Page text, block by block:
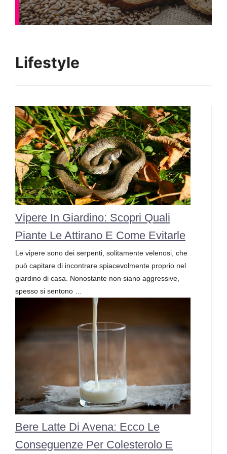
Lifestyle
Vipere In Giardino: Scopri Quali
Piante Le Attirano E Come Evitarle
Le vipere sono dei serpenti, solitamente velenosi, che
può capitare di incontrare spiacevolmente proprio nel
giardino di casa. Nonostante non siano aggressive,
spesso si sentono …
Bere Latte Di Avena: Ecco Le
Conseguenze Per Colesterolo E